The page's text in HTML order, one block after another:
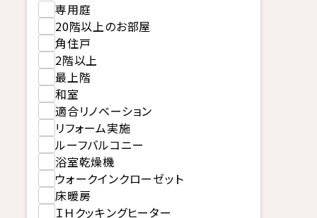
専用庭
20階以上のお部屋
角住戸
2階以上
最上階
和室
適合リノベーション
リフォーム実施
ルーフバルコニー
浴室乾燥機
ウォークインクローゼット
床暖房
ＩＨクッキングヒーター